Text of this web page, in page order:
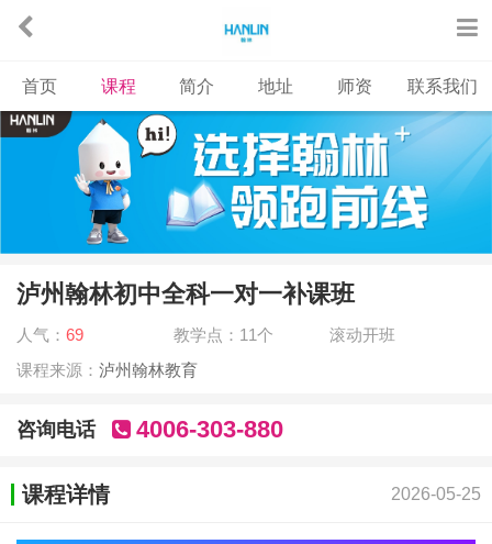
首页 课程 简介 地址 师资 联系我们
泸州翰林初中全科一对一补课班
人气： 69 教学点：11个
滚动开班
课程来源： 泸州翰林教育
咨询电话 4006-303-880
课程详情 2026-05-25